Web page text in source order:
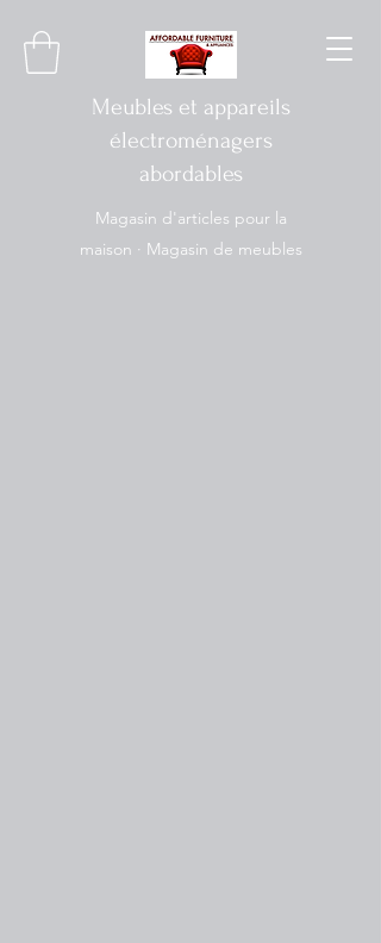
Meubles et appareils
électroménagers
abordables
Magasin d'articles pour la
maison · Magasin de meubles